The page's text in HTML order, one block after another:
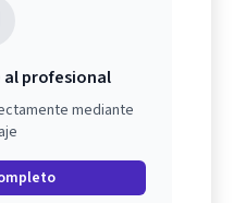
al profesional
mediante